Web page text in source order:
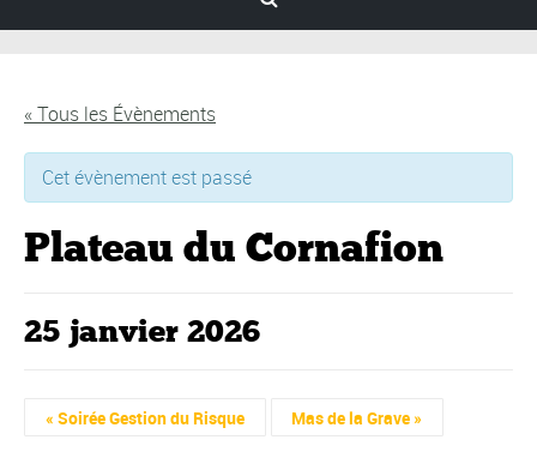
« Tous les Évènements
Cet évènement est passé
Plateau du Cornafion
25 janvier 2026
Navigation
« Soirée Gestion du Risque Mas de la Grave »